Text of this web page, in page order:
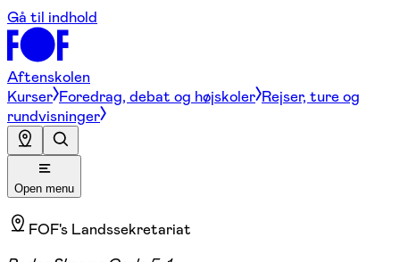
Gå til indhold
Aftenskolen
Kurser Foredrag, debat og højskoler Rejser, ture og
rundvisninger
Open menu
FOF's Landssekretariat